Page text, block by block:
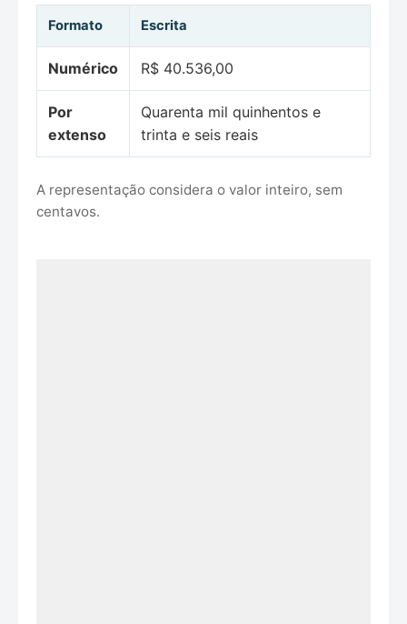
Formato Escrita
Numérico R$ 40.536,00
Por
extenso
Quarenta mil quinhentos e
trinta e seis reais
A representação considera o valor inteiro, sem
centavos.